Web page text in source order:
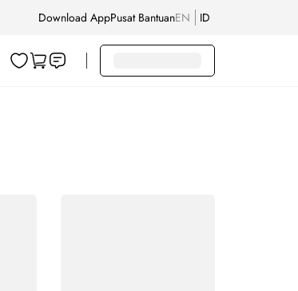
Download AppPusat BantuanEN ID